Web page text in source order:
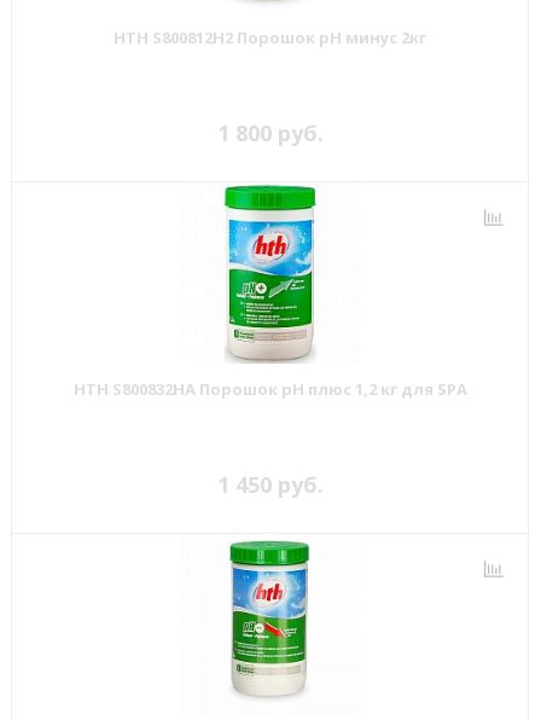
HTH S800812H2 Порошок рН минус 2кг
1 800 руб.
HTH S800832HA Порошок pH плюс 1,2 кг для SPA
1 450 руб.